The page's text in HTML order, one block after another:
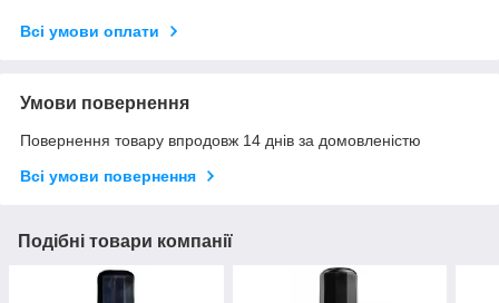
Всі умови оплати
Умови повернення
Повернення товару впродовж 14 днів за домовленістю
Всі умови повернення
Подібні товари компанії